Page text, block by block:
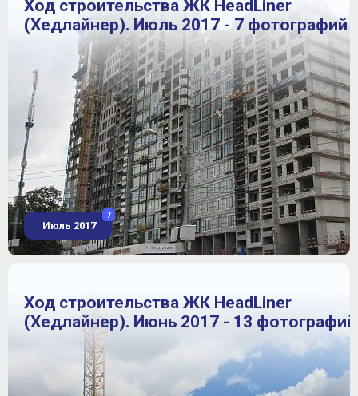
Ход строительства ЖК HeadLiner
(Хедлайнер). Июль 2017 - 7 фотографий
Июль 2017
7
Ход строительства ЖК HeadLiner
(Хедлайнер). Июнь 2017 - 13 фотографий